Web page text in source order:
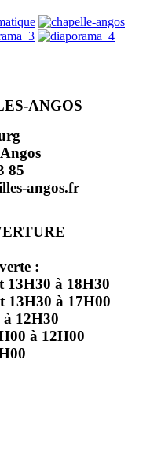
ANGOS
85
angos.fr
:
13H30 à 18H30
13H30 à 17H00
12H30
à 12H00